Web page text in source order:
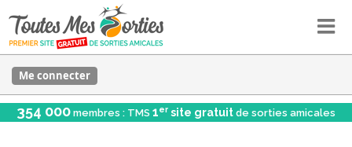
Me connecter
354 000 membres : TMS 1er site gratuit de sorties amicales